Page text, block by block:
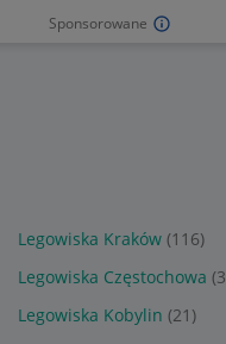
Sponsorowane
Legowiska Kraków (116)
Legowiska Częstochowa
Legowiska Kobylin (21)